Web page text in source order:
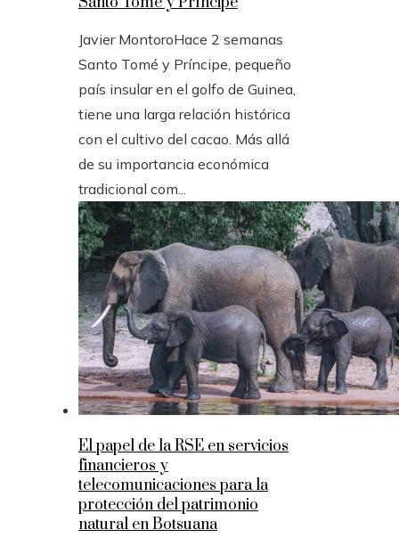
Javier MontoroHace 2 semanas
Santo Tomé y Príncipe, pequeño
país insular en el golfo de Guinea,
tiene una larga relación histórica
con el cultivo del cacao. Más allá
de su importancia económica
tradicional com...
El papel de la RSE en servicios
financieros y
telecomunicaciones para la
protección del patrimonio
natural en Botsuana